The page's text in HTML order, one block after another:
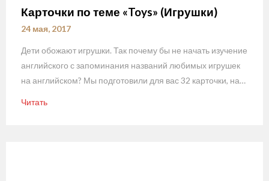
Карточки по теме «Toys» (Игрушки)
24 мая, 2017
Дети обожают игрушки. Так почему бы не начать изучение
английского с запоминания названий любимых игрушек
на английском? Мы подготовили для вас 32 карточки, на…
Читать